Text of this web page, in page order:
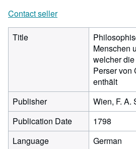
Contact seller
Title
Menschen
welcher
Perser von
enthält
Publisher
Wien, F. A.
Publication Date
1798
Language
German